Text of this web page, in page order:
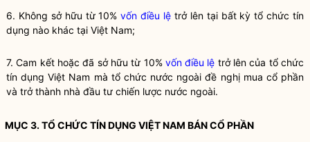
6. Không sở hữu từ 10%vốn điều lệ trở lên tại bất kỳtổ chức tín
dụng nào khác tại Việt Nam;
7. Cam kết hoặc đã sở hữu từ 10% vốn điều lệ trở lên của tổ chức
tín dụng Việt Nam mà tổ chức nước ngoài đề nghị mua cổ phần
và trở thành nhà đầu tư chiến lược nước ngoài.
MỤC 3.TỔ CHỨC TÍN DỤNG VIỆT NAM BÁNCỔ PHẦN